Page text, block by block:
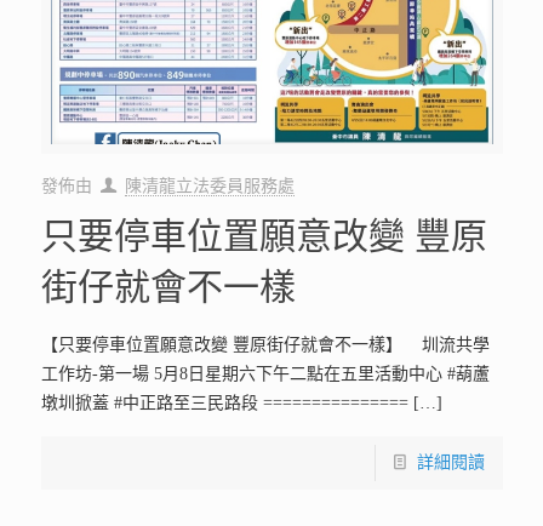
發佈由 陳清龍立法委員服務處
只要停車位置願意改變 豐原
街仔就會不一樣
【只要停車位置願意改變 豐原街仔就會不一樣】 圳流共學
工作坊-第一場 5月8日星期六下午二點在五里活動中心 #葫蘆
墩圳掀蓋 #中正路至三民路段 ===============[…]
詳細閱讀